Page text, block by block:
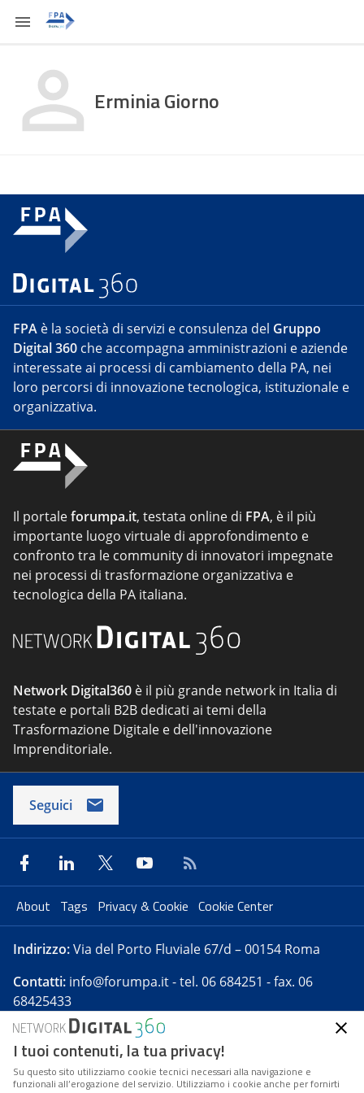
Erminia Giorno
FPA è la società di servizi e consulenza del Gruppo
Digital 360 che accompagna amministrazioni e aziende
interessate ai processi di cambiamento della PA, nei
loro percorsi di innovazione tecnologica, istituzionale e
organizzativa.
Il portaleforumpa.it, testata online di FPA, è il più
importante luogo virtuale di approfondimento e
confronto tra le community di innovatori impegnate
nei processi di trasformazione organizzativa e
tecnologica della PA italiana.
Network Digital360 è il più grande network in Italia di
testate e portali B2B dedicati ai temi della
Trasformazione Digitale e dell'innovazione
Imprenditoriale.
Seguici
About Tags Privacy & Cookie Cookie Center
Indirizzo:Via del Porto Fluviale 67/d – 00154 Roma
Contatti: info@forumpa.it- tel. 06 684251 - fax. 06
68425433
Forumpa.itè una pubblicazione telematica iscritta
presso Registro della stampa del Tribunale di Roma -
Reg. n. 182 del 2 maggio 2008 - Direttore resp. Michela
I tuoi contenuti, la tua privacy!
Su questo sito utilizziamo cookie tecnici necessari alla navigazione e
funzionali all’erogazione del servizio. Utilizziamo i cookie anche per fornirti